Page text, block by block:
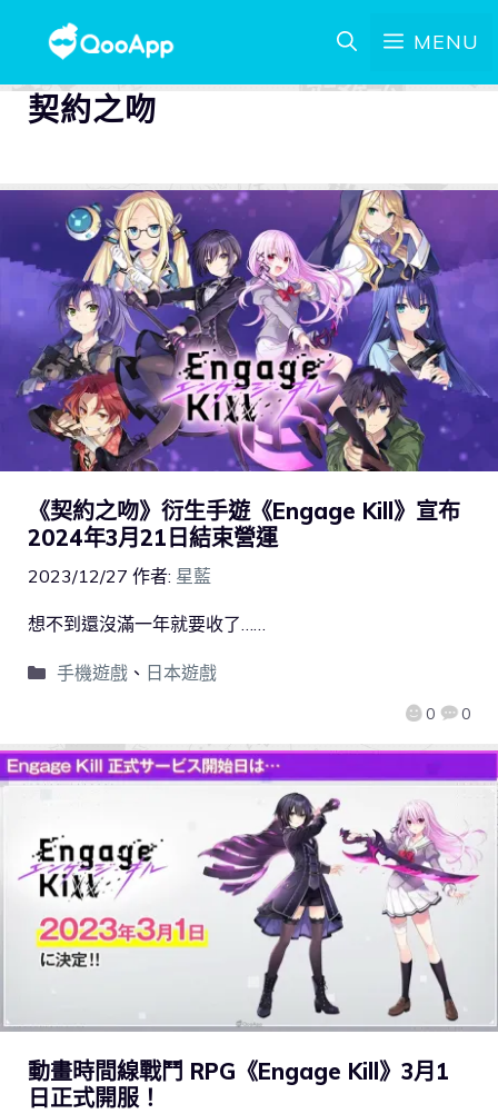
MENU
契約之吻
《契約之吻》衍生手遊《Engage Kill》宣布
2024年3月21日結束營運
2023/12/27 作者: 星藍
0 0
想不到還沒滿一年就要收了……
手機遊戲、 日本遊戲
動畫時間線戰鬥 RPG《Engage Kill》3月1
日正式開服！